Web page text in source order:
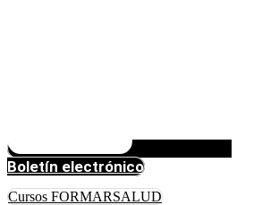
Boletín electrónico
Cursos FORMARSALUD